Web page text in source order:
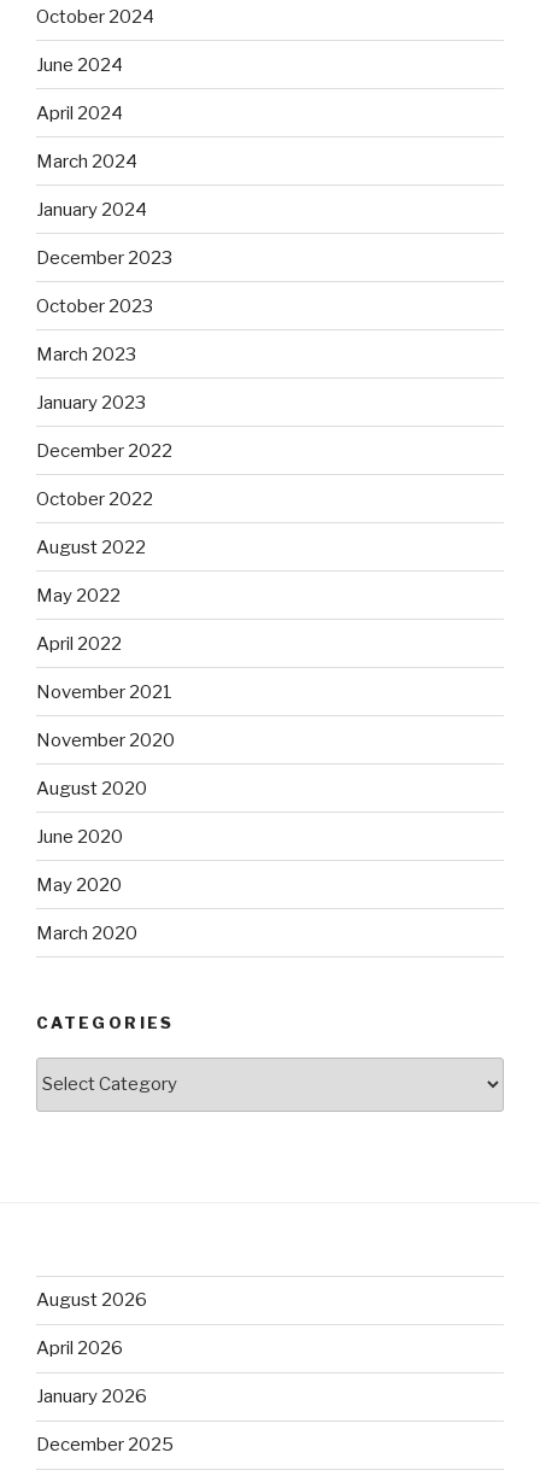
October 2024
June 2024
April 2024
March 2024
January 2024
December 2023
October 2023
March 2023
January 2023
December 2022
October 2022
August 2022
May 2022
April 2022
November 2021
November 2020
August 2020
June 2020
May 2020
March 2020
CATEGORIES
August 2026
April 2026
January 2026
December 2025